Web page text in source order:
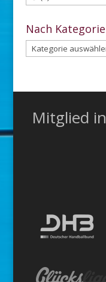
dem
Archiv
Nach Kategorie
Nach
Kategorie
Mitglied in